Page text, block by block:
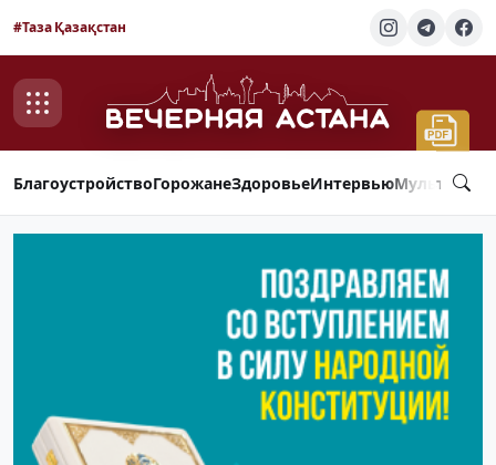
#Таза Қазақстан
БлагоустройствоГорожанеЗдоровьеИнтервью